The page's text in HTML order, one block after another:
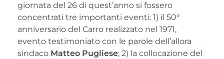
giornata del 26 di quest’anno si fossero
concentrati tre importanti eventi: 1) il 50°
anniversario del Carro realizzato nel 1971,
evento testimoniato con le parole dell’allora
sindaco Matteo Pugliese; 2) la collocazione del